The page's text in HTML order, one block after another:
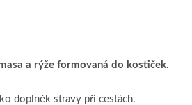
a rýže formovaná do kostiček.
doplněk stravy při cestách.